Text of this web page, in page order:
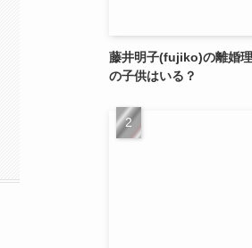
藤井明子(fujiko)の離婚
の子供はいる？